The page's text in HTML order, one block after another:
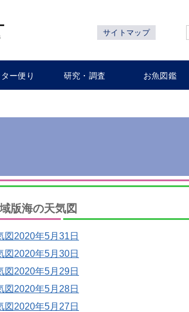
サイトマップ
ー便り 研究・調査 お魚図鑑
版海の天気図
図2020年5月31日
図2020年5月30日
図2020年5月29日
図2020年5月28日
図2020年5月27日